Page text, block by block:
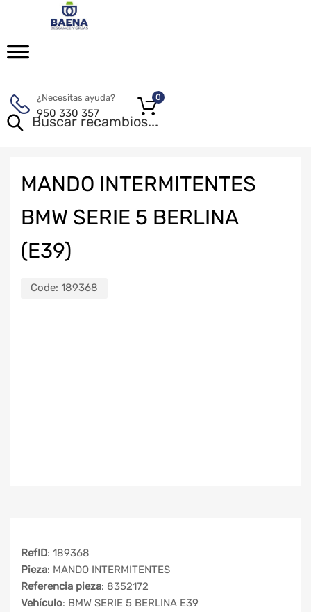
¿Necesitas ayuda?
950 330 357
0
MANDO INTERMITENTES
BMW SERIE 5 BERLINA
(E39)
Code: 189368
RefID: 189368
Pieza: MANDO INTERMITENTES
Referencia pieza: 8352172
Vehículo: BMW SERIE 5 BERLINA E39